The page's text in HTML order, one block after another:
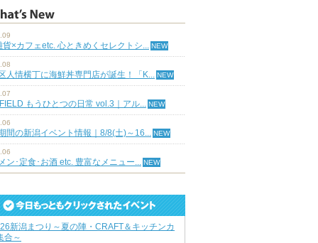
貨×カフェetc. 心ときめくセレクトシ...
人情横丁に海鮮丼専門店が誕生！「K...
もうひとつの日常 vol.3｜アル...
間の新潟イベント情報｜8/8(土)～16...
ン･定食･お酒 etc. 豊富なメニュー...
新潟まつり～夏の陣・CRAFT＆キッチンカ
合～